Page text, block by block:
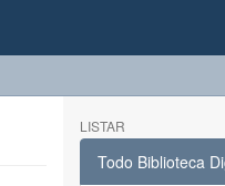
LISTAR
Todo Biblioteca